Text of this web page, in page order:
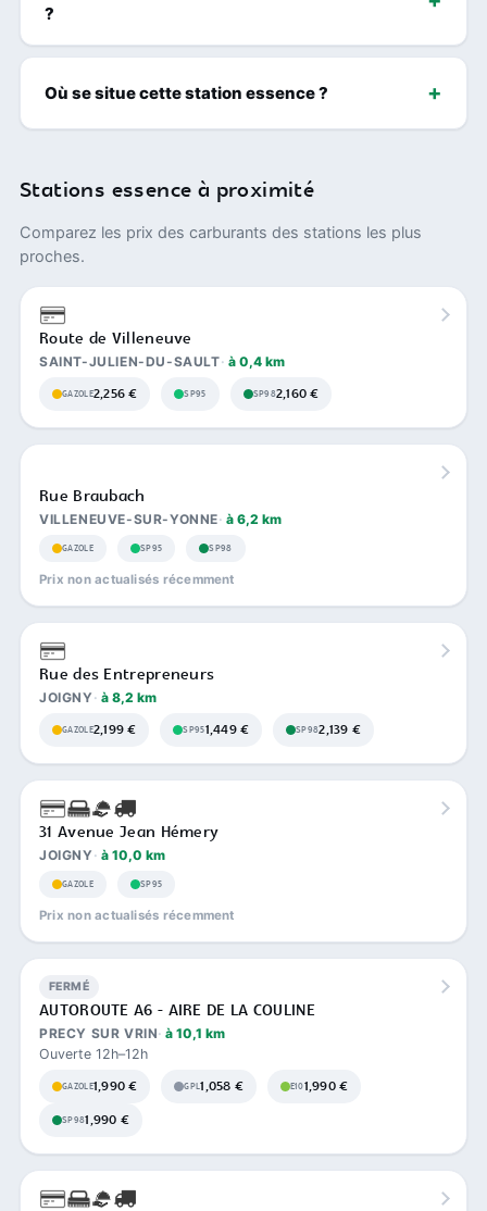
?
Où se situe cette station essence ?
Stations essence à proximité
Comparez les prix des carburants des stations les plus
proches.
Route de Villeneuve
SAINT-JULIEN-DU-SAULT à 0,4 km
GAZOLE2,256 € SP95 SP982,160 €
Rue Braubach
VILLENEUVE-SUR-YONNE à 6,2 km
GAZOLE SP95 SP98
Prix non actualisés récemment
Rue des Entrepreneurs
JOIGNY à 8,2 km
GAZOLE2,199 € SP951,449 € SP982,139 €
31 Avenue Jean Hémery
JOIGNY à 10,0 km
GAZOLE SP95
Prix non actualisés récemment
FERMÉ
AUTOROUTE A6 - AIRE DE LA COULINE
PRECY SUR VRIN à 10,1 km
Ouverte 12h–12h
GAZOLE1,990 € GPL1,058 € E101,990 €
SP981,990 €